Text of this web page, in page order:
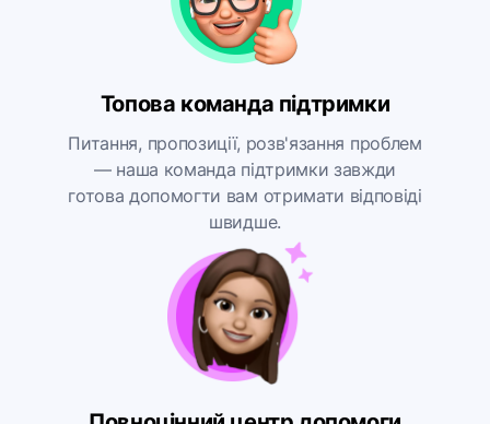
Топова команда підтримки
Питання, пропозиції, розв'язання проблем
— наша команда підтримки завжди
готова допомогти вам отримати відповіді
швидше.